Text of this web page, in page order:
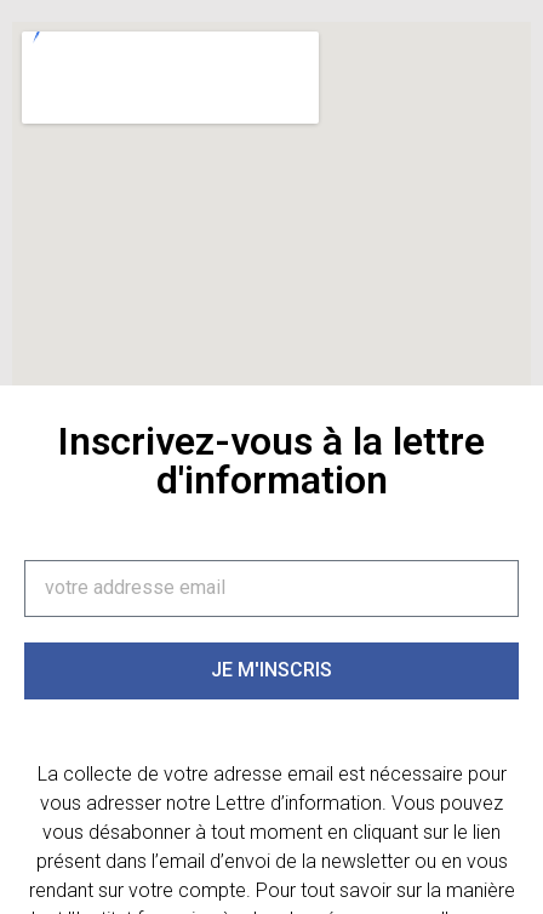
Inscrivez-vous à la lettre
d'information
JE M'INSCRIS
La collecte de votre adresse email est nécessaire pour
vous adresser notre Lettre d’information. Vous pouvez
vous désabonner à tout moment en cliquant sur le lien
présent dans l’email d’envoi de la newsletter ou en vous
rendant sur votre compte. Pour tout savoir sur la manière